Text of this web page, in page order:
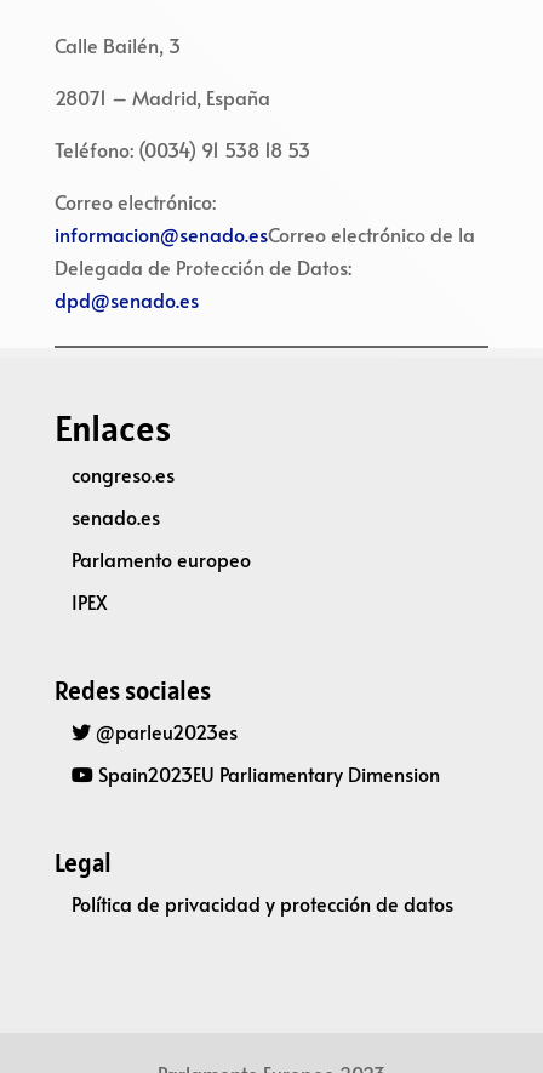
Calle Bailén, 3
28071 – Madrid, España
Teléfono: (0034) 91 538 18 53
Correo electrónico:
informacion@senado.esCorreo electrónico de la
Delegada de Protección de Datos:
dpd@senado.es
Enlaces
congreso.es
senado.es
Parlamento europeo
IPEX
Redes sociales
@parleu2023es
Spain2023EU Parliamentary Dimension
Legal
Política de privacidad y protección de datos